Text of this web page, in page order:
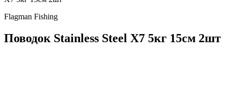
Flagman Fishing
Поводок Stainless Steel X7 5кг 15см 2шт